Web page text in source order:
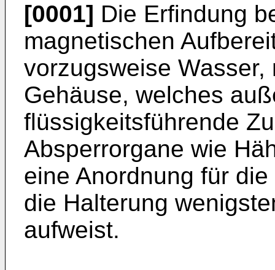
[0001] Die Erfindung
magnetischen
vorzugsweise
Gehäuse, welches
flüssigkeitsführende
Absperrorgane wie
eine Anordnung für
die Halterung
aufweist.